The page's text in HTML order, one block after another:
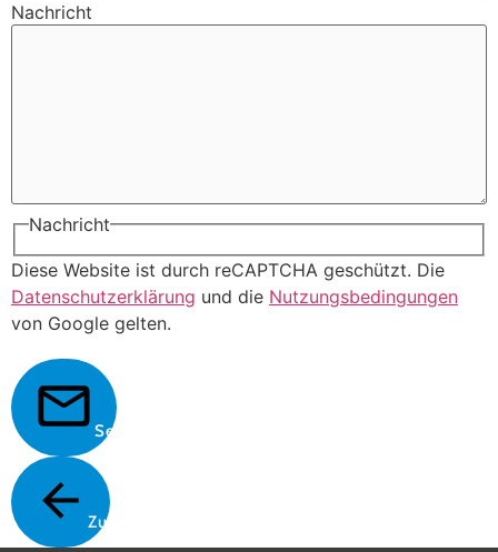
Nachricht
Nachricht
Diese Website ist durch reCAPTCHA geschützt. Die
Datenschutzerklärung und die Nutzungsbedingungen
von Google gelten.
Senden
Zurück